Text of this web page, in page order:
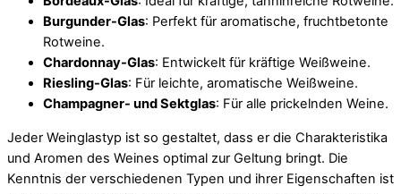
Burgunder-Glas: Perfekt für aromatische, fruchtbetonte
Rotweine.
Chardonnay-Glas: Entwickelt für kräftige Weißweine.
Riesling-Glas: Für leichte, aromatische Weißweine.
Champagner- und Sektglas: Für alle prickelnden Weine.
Jeder Weinglastyp ist so gestaltet, dass er die Charakteristika
und Aromen des Weines optimal zur Geltung bringt. Die
Kenntnis der verschiedenen Typen und ihrer Eigenschaften ist